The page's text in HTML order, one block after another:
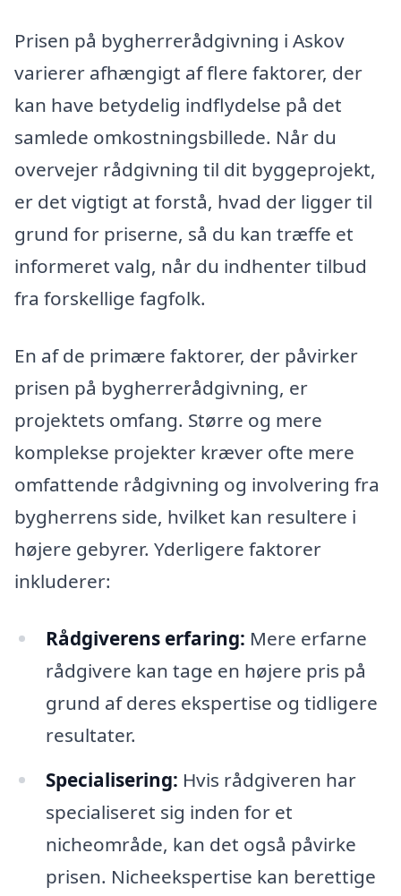
Prisen på bygherrerådgivning i Askov
varierer afhængigt af flere faktorer, der
kan have betydelig indflydelse på det
samlede omkostningsbillede. Når du
overvejer rådgivning til dit byggeprojekt,
er det vigtigt at forstå, hvad der ligger til
grund for priserne, så du kan træffe et
informeret valg, når du indhenter tilbud
fra forskellige fagfolk.
En af de primære faktorer, der påvirker
prisen på bygherrerådgivning, er
projektets omfang. Større og mere
komplekse projekter kræver ofte mere
omfattende rådgivning og involvering fra
bygherrens side, hvilket kan resultere i
højere gebyrer. Yderligere faktorer
inkluderer:
Rådgiverens erfaring: Mere erfarne
rådgivere kan tage en højere pris på
grund af deres ekspertise og tidligere
resultater.
Specialisering: Hvis rådgiveren har
specialiseret sig inden for et
nicheområde, kan det også påvirke
prisen. Nicheekspertise kan berettige